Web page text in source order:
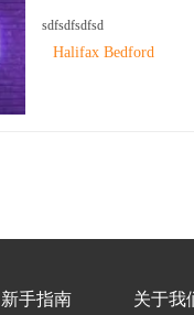
sdfsdfsdfsd
Halifax Bedford
新手指南 关于我